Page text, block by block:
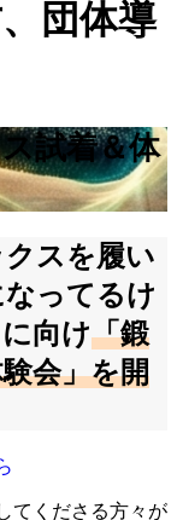
団体導
試着＆体
スを履い
ってるけ
向け「鍛
会」を開
てくださる方々が